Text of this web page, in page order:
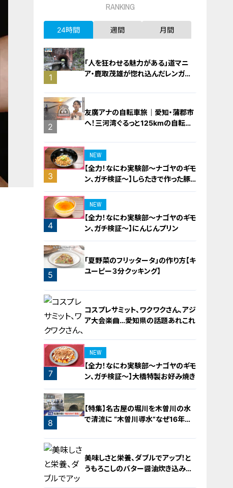
RANKING
24時間 週間 月間
1
「人を狂わせる魅力がある」道マニ
ア・鹿取茂雄が惚れ込んだレンガの
2
友廣アナの自転車旅｜愛知・蒲郡市
へ！三河湾ぐるっと125kmの自転車
3
NEW
【全力！なにわ実験部～ナゴヤのギモ
ン、ガチ検証～】しらたきで作った豚
バラミンチの油そば
4
NEW
【全力！なにわ実験部～ナゴヤのギモ
ン、ガチ検証～】にんじんプリン
5
「夏野菜のフリッタータ」の作り方【キ
ユーピー３分クッキング】
6
コスプレサミット、ワクワクさん、アジ
ア大会楽曲…愛知県の話題あれこれ
7
NEW
【全力！なにわ実験部～ナゴヤのギモ
ン、ガチ検証～】大橋特製お好み焼き
8
【特集】名古屋の堀川を木曽川の水
で清流に “木曽川導水”なぜ16年ぶ
美味しさと栄養、ダブルでアップ！と
うもろこしのバター醤油炊き込みご